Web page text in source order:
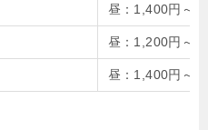
昼：1,400円～
昼：1,200円～
昼：1,400円～